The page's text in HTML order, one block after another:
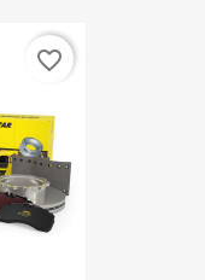
favorite_border